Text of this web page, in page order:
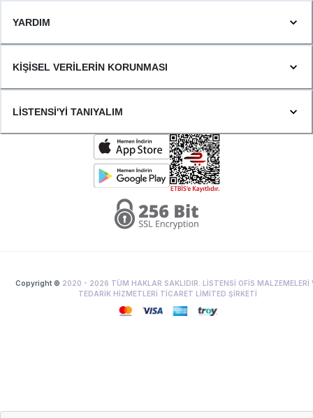
YARDIM
KİŞİSEL VERİLERİN KORUNMASI
LİSTENSİ'Yİ TANIYALIM
Copyright © 2020 - 2026 TÜM HAKLAR SAKLIDIR. LİSTENSİ OFİS MALZEMELERİ
TEDARİK HİZMETLERİ TİCARET LİMİTED ŞİRKETİ